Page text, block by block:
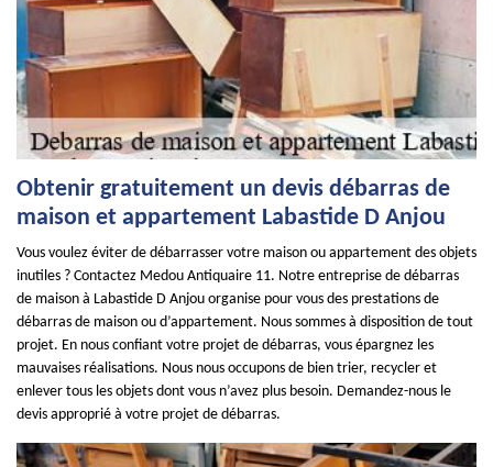
Obtenir gratuitement un devis débarras de
maison et appartement Labastide D Anjou
Vous voulez éviter de débarrasser votre maison ou appartement des objets
inutiles ? Contactez Medou Antiquaire 11. Notre entreprise de débarras
de maison à Labastide D Anjou organise pour vous des prestations de
débarras de maison ou d’appartement. Nous sommes à disposition de tout
projet. En nous confiant votre projet de débarras, vous épargnez les
mauvaises réalisations. Nous nous occupons de bien trier, recycler et
enlever tous les objets dont vous n’avez plus besoin. Demandez-nous le
devis approprié à votre projet de débarras.